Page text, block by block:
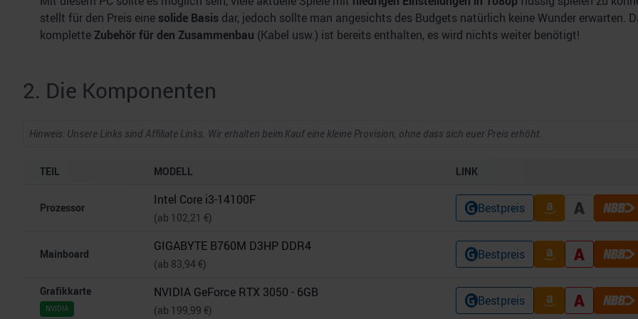
stellt für den Preis eine solide Basis dar, jedoch sollte man angesichts des Budgets natürlich keine Wunder erwarten.
komplette Zubehör für den Zusammenbau (Kabel usw.) ist bereits enthalten, es wird nichts weiter benötigt!
2. Die Komponenten
Hinweis: Unsere Links sind Affiliate Links. Wir erhalten beim Kauf eine kleine Provision, ohne dass sich euer Preis erhöht.
TEIL MODELL LINK
Prozessor
Intel Core i3-14100F
(ab 102,21 €)
Bestpreis
Mainboard
GIGABYTE B760M D3HP DDR4
(ab 83,94 €)
Bestpreis
Grafikkarte
NVIDIA
NVIDIA GeForce RTX 3050 - 6GB
(ab 199,99 €)
Bestpreis